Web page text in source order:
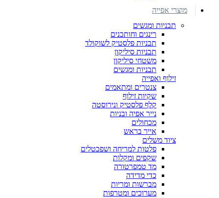
מוצרי אפייה
תבניות ומגשים
רינגים וחותכנים
תבניות פלסטיק לשוקולד
תבניות סיליקון
משטחי סיליקון
תבניות ומגשים
זילוף ואפייה
צנטרים ומתאמים
שקיות זילוף
קלף פלסטיק ונירוסטה
נייר אפיה ובניות
מכחולים
אייר בראש
ציוד משלים
פלטות למריחה ושפכטלים
שקפים ומקלות
מד טמפרטורה
כדי מדידה
מברשות ומריות
מערוכים ומטרפות